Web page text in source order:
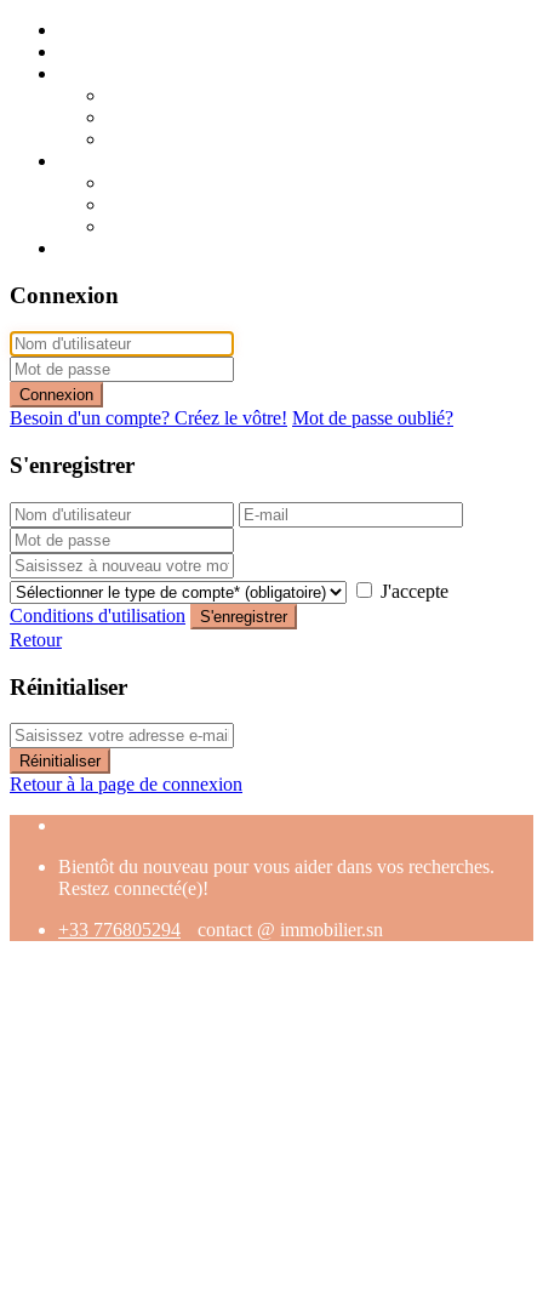
Connexion
Connexion
Besoin d'un compte? Créez le vôtre! Mot de passe oublié?
S'enregistrer
J'accepte
Conditions d'utilisation
S'enregistrer
Retour
Réinitialiser
Réinitialiser
Retour à la page de connexion
Bientôt du nouveau pour vous aider dans vos recherches.
Restez connecté(e)!
+33 776805294
contact @ immobilier.sn